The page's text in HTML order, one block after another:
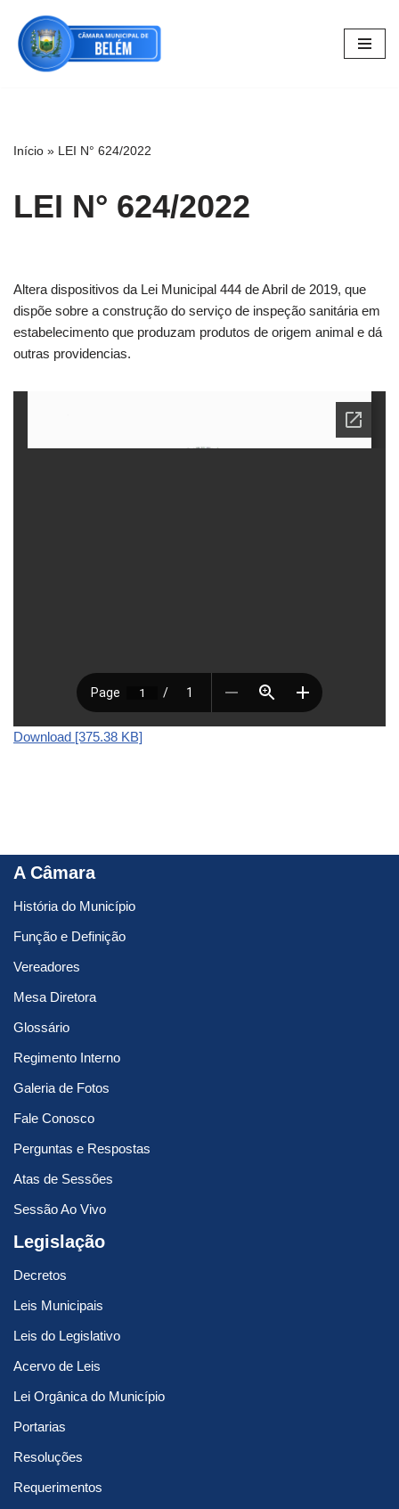
Pular
para
Início » LEI N° 624/2022
LEI N° 624/2022
Altera dispositivos da Lei Municipal 444 de Abril de 2019, que
dispõe sobre a construção do serviço de inspeção sanitária em
estabelecimento que produzam produtos de origem animal e dá
outras providencias.
Download [375.38 KB]
A Câmara
História do Município
Função e Definição
Vereadores
Mesa Diretora
Glossário
Regimento Interno
Galeria de Fotos
Fale Conosco
Perguntas e Respostas
Atas de Sessões
Sessão Ao Vivo
Legislação
Decretos
Leis Municipais
Leis do Legislativo
Acervo de Leis
Lei Orgânica do Município
Portarias
Resoluções
Requerimentos